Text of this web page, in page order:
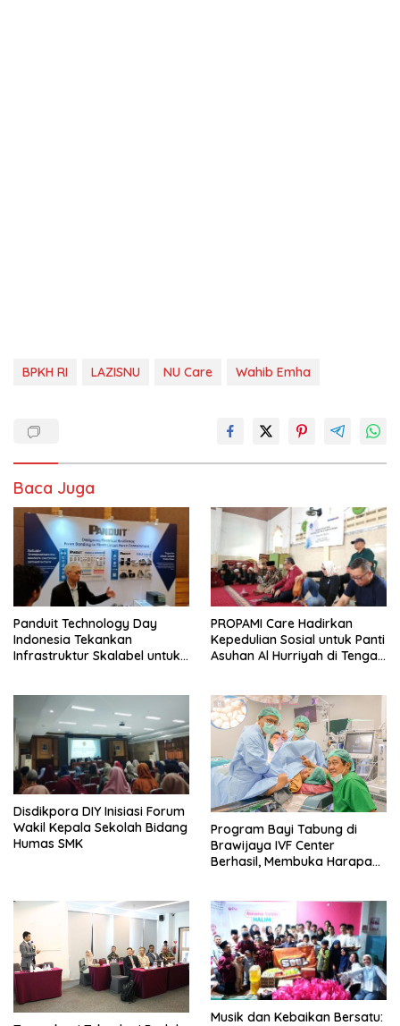
BPKH RI LAZISNU NU Care Wahib Emha
Baca Juga
Panduit Technology Day
Indonesia Tekankan
Infrastruktur Skalabel untuk
PROPAMI Care Hadirkan
Kepedulian Sosial untuk Panti
Asuhan Al Hurriyah di Tengah
Disdikpora DIY Inisiasi Forum
Wakil Kepala Sekolah Bidang
Humas SMK
Program Bayi Tabung di
Brawijaya IVF Center
Berhasil, Membuka Harapan
Menginginkan Anak
Musik dan Kebaikan Bersatu: